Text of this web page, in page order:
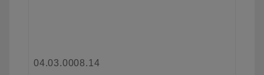
04.03.0008.14